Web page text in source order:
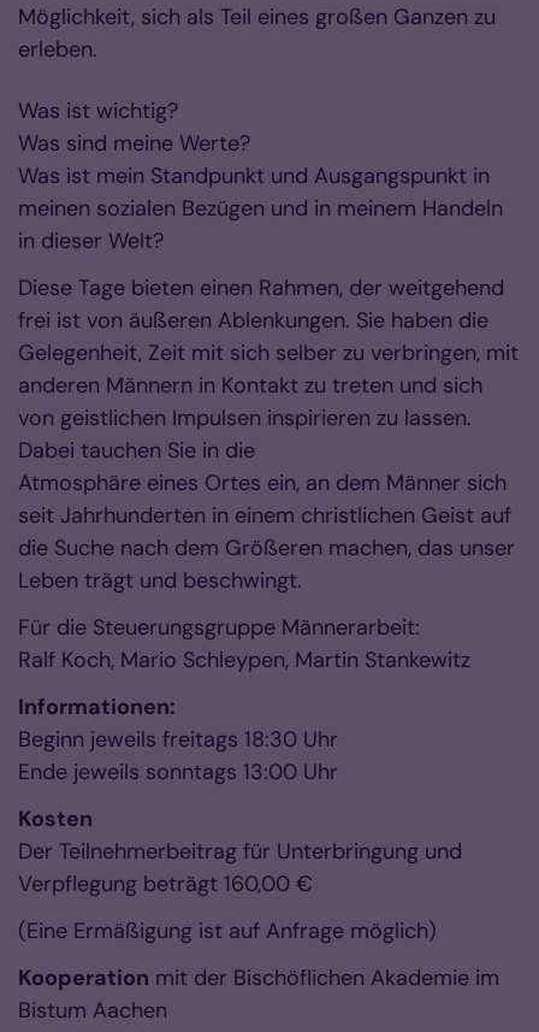
Möglichkeit, sich als Teil eines großen Ganzen zu
erleben.
Was ist wichtig?
Was sind meine Werte?
Was ist mein Standpunkt und Ausgangspunkt in
meinen sozialen Bezügen und in meinem Handeln
in dieser Welt?
Diese Tage bieten einen Rahmen, der weitgehend
frei ist von äußeren Ablenkungen. Sie haben die
Gelegenheit, Zeit mit sich selber zu verbringen, mit
anderen Männern in Kontakt zu treten und sich
von geistlichen Impulsen inspirieren zu lassen.
Dabei tauchen Sie in die
Atmosphäre eines Ortes ein, an dem Männer sich
seit Jahrhunderten in einem christlichen Geist auf
die Suche nach dem Größeren machen, das unser
Leben trägt und beschwingt.
Für die Steuerungsgruppe Männerarbeit:
Ralf Koch, Mario Schleypen, Martin Stankewitz
Informationen:
Beginn jeweils freitags 18:30 Uhr
Ende jeweils sonntags 13:00 Uhr
Kosten
Der Teilnehmerbeitrag für Unterbringung und
Verpflegung beträgt 160,00 €
(Eine Ermäßigung ist auf Anfrage möglich)
Kooperation mit der Bischöflichen Akademie im
Bistum Aachen